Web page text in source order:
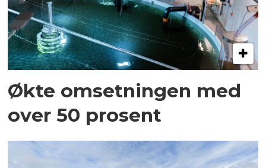
Økte omsetningen med
over 50 prosent